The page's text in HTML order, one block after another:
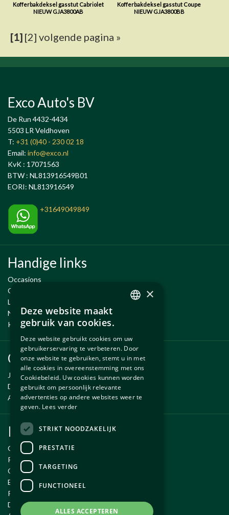
Kofferbakdeksel gasstut Cabriolet
NIEUW GJA3800AB
Kofferbakdeksel gasstut Coupe
NIEUW GJA3800BB
[1] [2] volgende pagina »
Exco Auto's BV
De Run 4432-4434
5503 LR Veldhoven
T: +31 (0)40 - 230 02 18
Email: info@exco.nl
KvK : 17071563
BTW : NL813916549B01
EORI: NL813916549
+31649049849
Handige links
Occasions
Onderhoud en Reparatie
Leenauto tijdens onderhoud
Nieuwe en gebruikte onderdelen
Kennisbank
Onderdelen
Jaguar onderdelen
Daimler onderdelen
Aston Martin onderdelen
Klantenservice
Over Autobedrijf Exco
Routebeschrijving
Openingstijden
Email ons
Privacy policy
Disclaimer
×
Deze website maakt
gebruik van cookies.
Deze website gebruikt cookies om uw
gebruikerservaring te verbeteren. Door
onze website te gebruiken, stemt u in met
alle cookies in overeenstemming met ons
Cookiebeleid. Uw cookies kunnen worden
gebruikt om persoonlijk relevante
advertenties op andere websites weer te
geven. Lees verder
STRIKT NOODZAKELIJK
PRESTATIE
TARGETING
FUNCTIONEEL
ALLES ACCEPTEREN